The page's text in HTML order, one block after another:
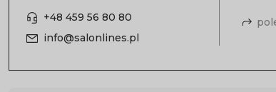
+48 459 56 80 80
info@salonlines.pl